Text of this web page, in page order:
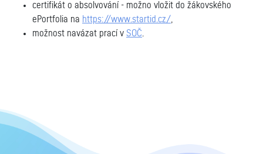
certifikát o absolvování - možno vložit do žákovského
ePortfolia na https://www.startid.cz/
možnost navázat prací v SOČ